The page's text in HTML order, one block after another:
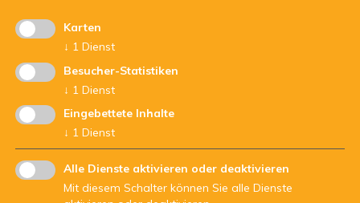
Mit Unterstützung von:
Karten
↓ 1 Dienst
Besucher-Statistiken
↓ 1 Dienst
Eingebettete Inhalte
↓ 1 Dienst
Alle Dienste aktivieren oder deaktivieren
Mit diesem Schalter können Sie alle Dienste